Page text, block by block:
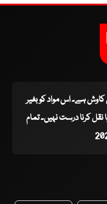
کاوش ہے۔ اس مواد کو بغیر
کرنا درست نہیں۔ تمام